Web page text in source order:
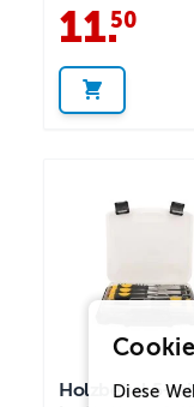
11.
50
Holzbeitel 5-
Diese